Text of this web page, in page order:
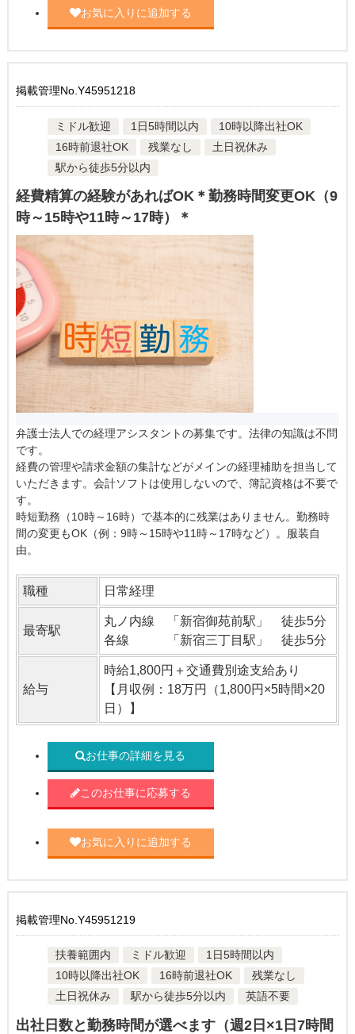
お気に入りに追加する
掲載管理No.Y45951218
ミドル歓迎 1日5時間以内
10時以降出社OK
16時前退社OK
残業なし
土日祝休み
駅から徒歩5分以内
経費精算の経験があればOK＊勤務時間変更OK（9
時～15時や11時～17時）＊
弁護士法人での経理アシスタントの募集です。法律の知識は不問
です。
経費の管理や請求金額の集計などがメインの経理補助を担当して
いただきます。会計ソフトは使用しないので、簿記資格は不要で
す。
時短勤務（10時～16時）で基本的に残業はありません。勤務時
間の変更もOK（例：9時～15時や11時～17時など）。服装自
由。
職種 日常経理
最寄駅
丸ノ内線 「新宿御苑前駅」 徒歩5分
各線 「新宿三丁目駅」 徒歩5分
給与
時給1,800円＋交通費別途支給あり
【月収例：18万円（1,800円×5時間×20
日）】
お仕事の詳細を見る
このお仕事に応募する
お気に入りに追加する
掲載管理No.Y45951219
扶養範囲内 ミドル歓迎
1日5時間以内
10時以降出社OK
16時前退社OK
残業なし
土日祝休み
駅から徒歩5分以内 英語不要
出社日数と勤務時間が選べます（週2日×1日7時間